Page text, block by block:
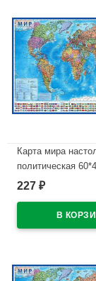
Карта мира
политическая
интерактивная
227 ₽